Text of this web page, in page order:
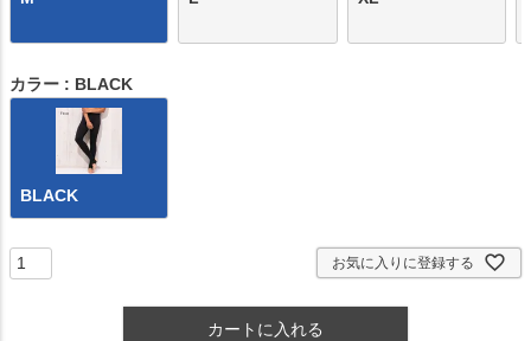
カラー BLACK
BLACK
お気に入りに登録する
カートに入れる